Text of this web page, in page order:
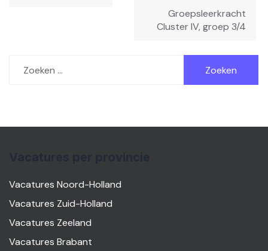
Groepsleerkracht
Cluster IV, groep 3/4
naar:
Vacatures Noord-Holland
Vacatures Zuid-Holland
Vacatures Zeeland
Vacatures Brabant